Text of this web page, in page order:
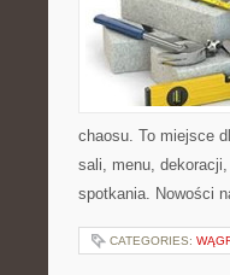
chaosu. To miejsce
sali, menu,
spotkania. Nowości
CATEGORIES: